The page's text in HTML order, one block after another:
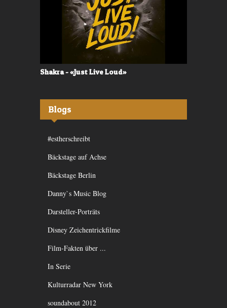
Shakra - «Just Live Loud»
Blogs
#estherschreibt
Bäckstage auf Achse
Bäckstage Berlin
Danny`s Music Blog
Darsteller-Porträts
Disney Zeichentrickfilme
Film-Fakten über ...
In Serie
Kulturradar New York
soundabout 2012